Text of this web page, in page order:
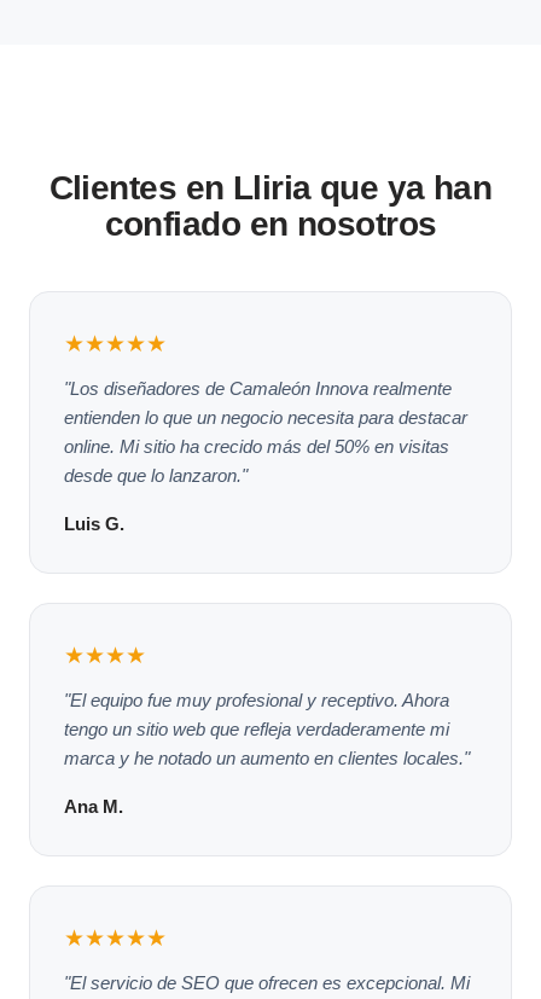
Clientes en Lliria que ya han
confiado en nosotros
★★★★★
"Los diseñadores de Camaleón Innova realmente
entienden lo que un negocio necesita para destacar
online. Mi sitio ha crecido más del 50% en visitas
desde que lo lanzaron."
Luis G.
★★★★
"El equipo fue muy profesional y receptivo. Ahora
tengo un sitio web que refleja verdaderamente mi
marca y he notado un aumento en clientes locales."
Ana M.
★★★★★
"El servicio de SEO que ofrecen es excepcional. Mi